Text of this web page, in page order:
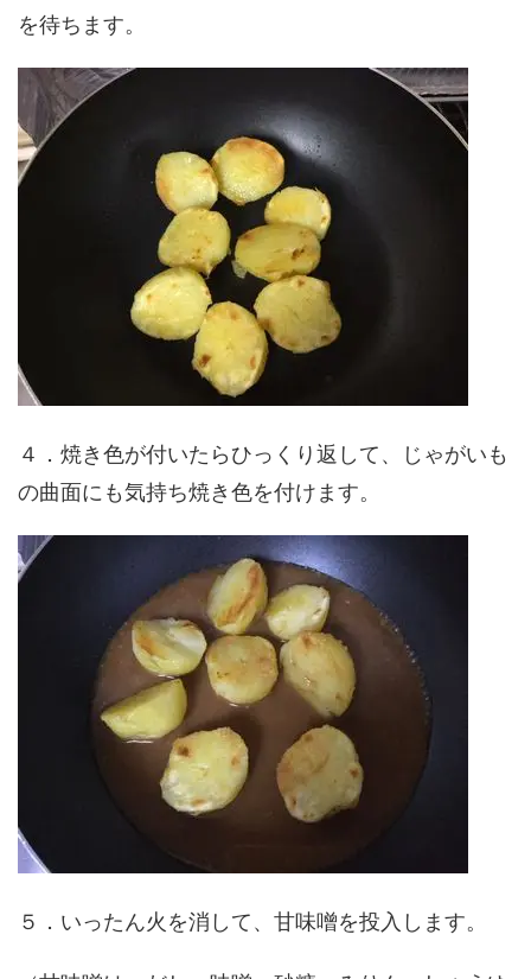
を待ちます。
４．焼き色が付いたらひっくり返して、じゃがいも
の曲面にも気持ち焼き色を付けます。
５．いったん火を消して、甘味噌を投入します。